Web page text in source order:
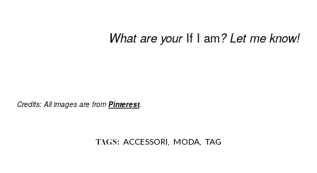
What are your If I am? Let me know!
Credits: All images are from Pinterest.
TAGS: ACCESSORI, MODA, TAG